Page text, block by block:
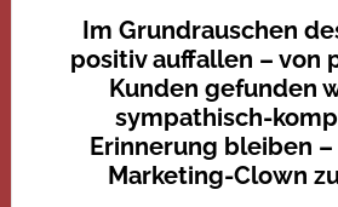
Im Grundrauschen
positiv auffallen – von
Kunden gefunden
sympathisch-
Erinnerung bleiben
Marketing-Clown